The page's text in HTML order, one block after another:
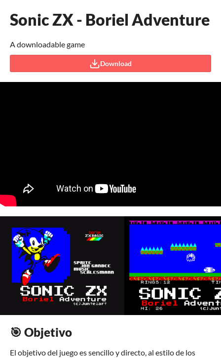
Sonic ZX - Boriel Adventure
A downloadable game
Download
🎯 Objetivo
El objetivo del juego es sencillo y directo, al estilo de los